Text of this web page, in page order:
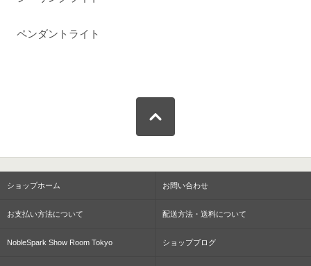
ペンダントライト
ショップホーム お問い合わせ
お支払い方法について 配送方法・送料について
NobleSpark Show Room Tokyo ショップブログ